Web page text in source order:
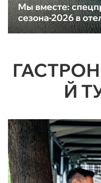
Мы вместе:
сезона-2026 в
Й